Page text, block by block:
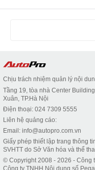
Chịu trách nhiệm quản lý nội
Tầng 19, tòa nhà Center
Xuân, TP.Hà Nội
Điện thoại: 024 7309 5555
Liên hệ quảng cáo:
Email: info@autopro.com.vn
Giấy phép thiết lập trang thông
SVHTT do Sở Văn hóa và thể
© Copyright 2008 - 2026 - Công
Công ty TNHH Nội dung số Pega